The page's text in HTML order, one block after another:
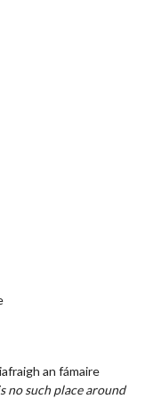
an fámaire
no such place around